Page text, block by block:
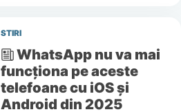
STIRI
WhatsApp nu va mai
funcționa pe aceste
telefoane cu iOS și
Android din 2025